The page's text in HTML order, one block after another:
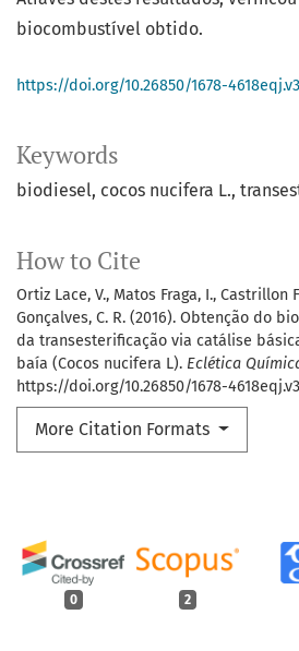
Keywords
biodiesel cocos nucifera L.
How to Cite
Ortiz Lace, V., Matos Fraga, I., Castrillon
Gonçalves, C. R. (2016). Obtenção do
da transesterificação via catálise
baía (Cocos nucifera L). Eclética
https://doi.org/10.26850/1678-
More Citation Formats
0 2
biocombustível obtido.
https://doi.org/10.26850/1678-